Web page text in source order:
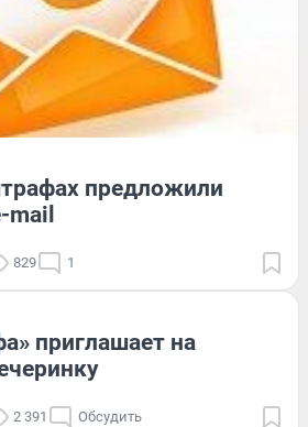
предложили
829 1
приглашает на
2 391 Обсудить